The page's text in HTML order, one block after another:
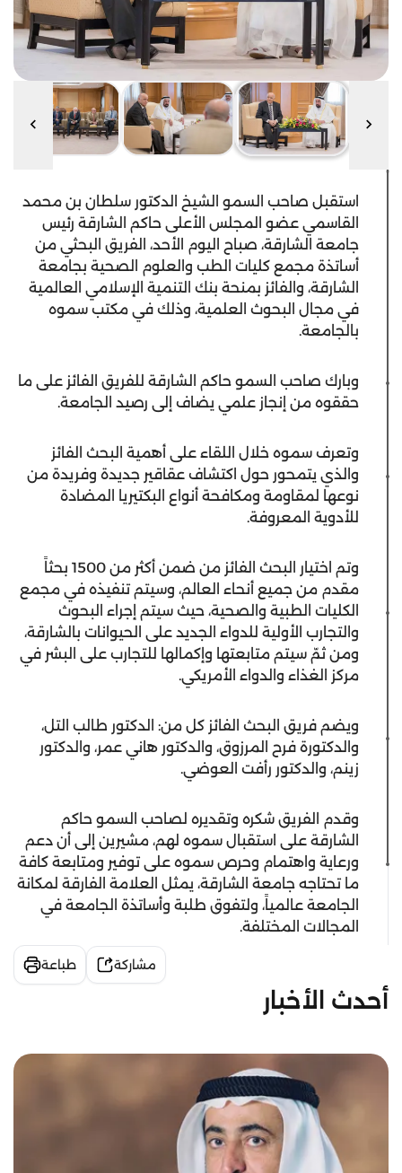
استقبل صاحب السمو الشيخ الدكتور سلطان بن محمد
القاسمي عضو المجلس الأعلى حاكم الشارقة رئيس
جامعة الشارقة، صباح اليوم الأحد، الفريق البحثي من
أساتذة مجمع كليات الطب والعلوم الصحية بجامعة
الشارقة، والفائز بمنحة بنك التنمية الإسلامي العالمية
في مجال البحوث العلمية، وذلك في مكتب سموه
بالجامعة.
وبارك صاحب السمو حاكم الشارقة للفريق الفائز على ما
حققوه من إنجاز علمي يضاف إلى رصيد الجامعة.
وتعرف سموه خلال اللقاء على أهمية البحث الفائز
والذي يتمحور حول اكتشاف عقاقير جديدة وفريدة من
نوعها لمقاومة ومكافحة أنواع البكتيريا المضادة
للأدوية المعروفة.
وتم اختيار البحث الفائز من ضمن أكثر من 1500 بحثاً
مقدم من جميع أنحاء العالم، وسيتم تنفيذه في مجمع
الكليات الطبية والصحية، حيث سيتم إجراء البحوث
والتجارب الأولية للدواء الجديد على الحيوانات بالشارقة،
ومن ثمّ سيتم متابعتها وإكمالها للتجارب على البشر في
مركز الغذاء والدواء الأمريكي.
ويضم فريق البحث الفائز كل من: الدكتور طالب التل،
والدكتورة فرح المرزوق، والدكتور هاني عمر، والدكتور
زينم، والدكتور رأفت العوضي.
وقدم الفريق شكره وتقديره لصاحب السمو حاكم
الشارقة على استقبال سموه لهم، مشيرين إلى أن دعم
ورعاية واهتمام وحرص سموه على توفير ومتابعة كافة
ما تحتاجه جامعة الشارقة، يمثل العلامة الفارقة لمكانة
الجامعة عالمياً، ولتفوق طلبة وأساتذة الجامعة في
المجالات المختلفة.
مشاركة طباعة
أحدث الأخبار